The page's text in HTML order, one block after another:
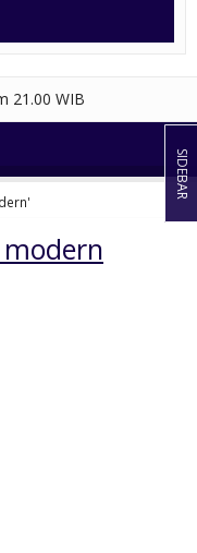
21.00 WIB
SIDEBAR